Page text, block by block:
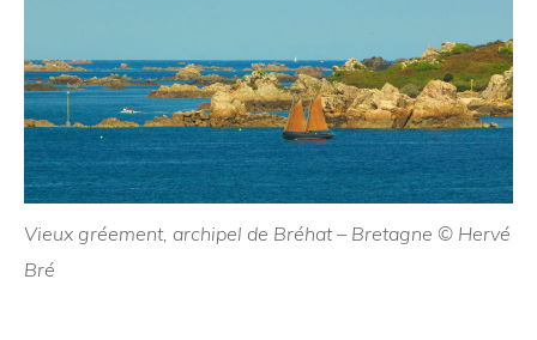
Vieux gréement, archipel de Bréhat – Bretagne © Hervé
Bré